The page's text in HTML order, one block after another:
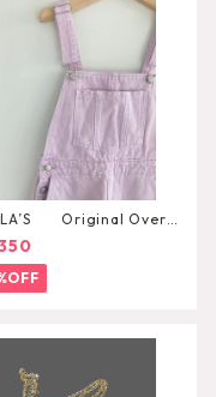
Original Overal